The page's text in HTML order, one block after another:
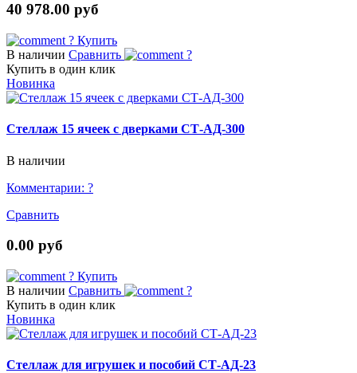
40 978.00 руб
? Купить
В наличии Сравнить
?
Купить в один клик
Новинка
Стеллаж 15 ячеек с дверками СТ-АД-300
В наличии
Комментарии: ?
Сравнить
0.00 руб
? Купить
В наличии Сравнить
?
Купить в один клик
Новинка
Стеллаж для игрушек и пособий СТ-АД-23